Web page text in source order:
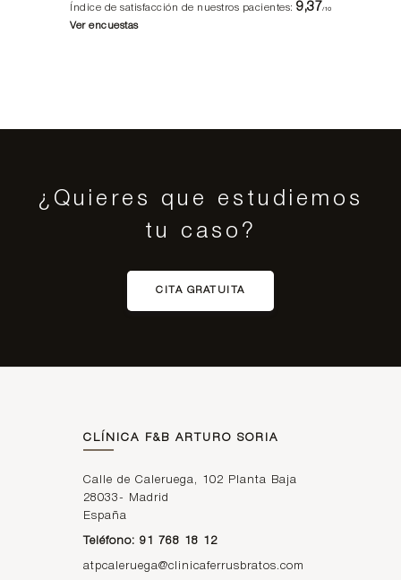
Índice de satisfacción de nuestros pacientes:9,37/10
Ver encuestas
¿Quieres que estudiemos
tu caso?
CITA GRATUITA
CLÍNICA F&B ARTURO SORIA
Calle de Caleruega, 102 Planta Baja
28033-
Madrid
España
Teléfono: 91 768 18 12
atpcaleruega@clinicaferrusbratos.com